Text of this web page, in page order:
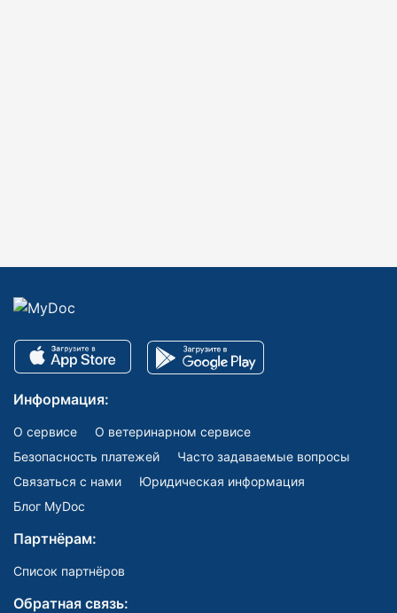
Информация:
О сервисе
О ветеринарном сервисе
Безопасность платежей
Часто задаваемые вопросы
Связаться с нами
Юридическая информация
Блог MyDoc
Партнёрам:
Список партнёров
Обратная связь: